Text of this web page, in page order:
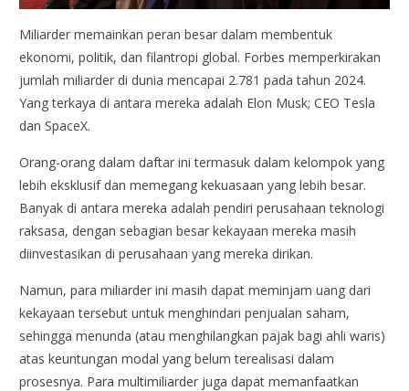
Miliarder memainkan peran besar dalam membentuk
ekonomi, politik, dan filantropi global. Forbes memperkirakan
jumlah miliarder di dunia mencapai 2.781 pada tahun 2024.
Yang terkaya di antara mereka adalah Elon Musk; CEO Tesla
dan SpaceX.
Orang-orang dalam daftar ini termasuk dalam kelompok yang
lebih eksklusif dan memegang kekuasaan yang lebih besar.
Banyak di antara mereka adalah pendiri perusahaan teknologi
raksasa, dengan sebagian besar kekayaan mereka masih
diinvestasikan di perusahaan yang mereka dirikan.
Namun, para miliarder ini masih dapat meminjam uang dari
kekayaan tersebut untuk menghindari penjualan saham,
sehingga menunda (atau menghilangkan pajak bagi ahli waris)
atas keuntungan modal yang belum terealisasi dalam
prosesnya. Para multimiliarder juga dapat memanfaatkan